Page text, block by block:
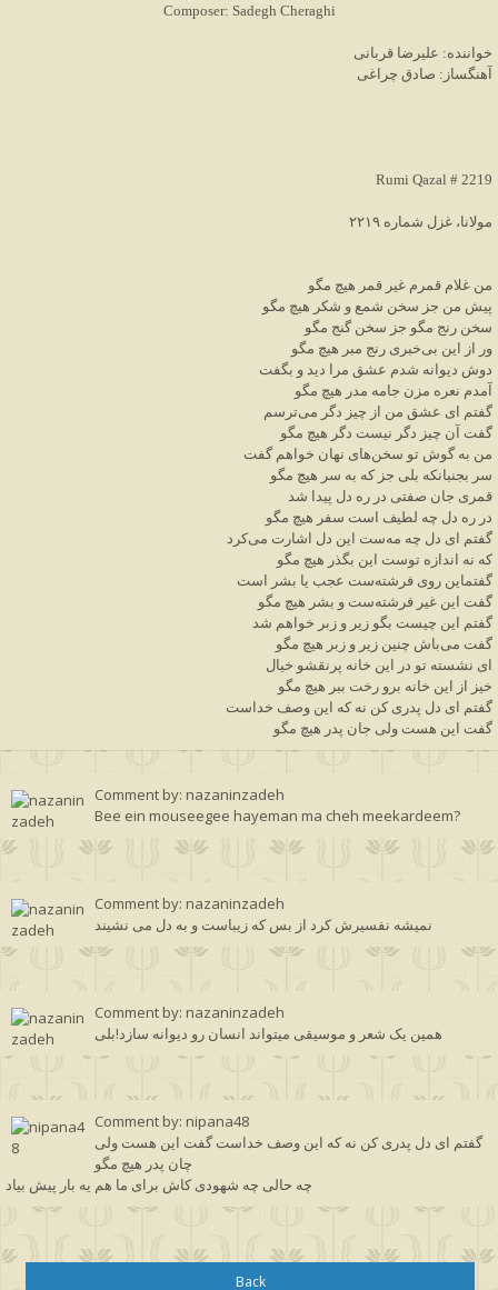
Composer: Sadegh Cheraghi
خواننده: علیرضا قربانی
آهنگساز: صادق چراغی
Rumi Qazal # 2219
مولانا، غزل شماره ۲۲۱۹
من غلام قمرم غیر قمر هیچ مگو
پیش من جز سخن شمع و شکر هیچ مگو
سخن رنج مگو جز سخن گنج مگو
ور از این بی‌خبری رنج مبر هیچ مگو
دوش دیوانه شدم عشق مرا دید و بگفت
آمدم نعره مزن جامه مدر هیچ مگو
گفتم ای عشق من از چیز دگر می‌ترسم
گفت آن چیز دگر نیست دگر هیچ مگو
من به گوش تو سخن‌های نهان خواهم گفت
سر بجنبانکه بلی جز که به سر هیچ مگو
قمری جان صفتی در ره دل پیدا شد
در ره دل چه لطیف است سفر هیچ مگو
گفتم ای دل چه مه‌ست این دل اشارت می‌کرد
که نه اندازه توست این بگذر هیچ مگو
گفتماین روی فرشته‌ست عجب یا بشر است
گفت این غیر فرشته‌ست و بشر هیچ مگو
گفتم این چیست بگو زیر و زبر خواهم شد
گفت می‌باش چنین زیر و زبر هیچ مگو
ای نشسته تو در این خانه پرنقشو خیال
خیز از این خانه برو رخت ببر هیچ مگو
گفتم ای دل پدری کن نه که این وصف خداست
گفت این هست ولی جان پدر هیچ مگو
Comment by: nazaninzadeh
Bee ein mouseegee hayeman ma cheh meekardeem?
Comment by: nazaninzadeh
نمیشه نفسیرش کرد از بس که زیباست و به دل می نشیند
Comment by: nazaninzadeh
همین یک شعر و موسیقی میتواند انسان رو دیوانه سازد!بلی
Comment by: nipana48
گفتم ای دل پدری کن نه که این وصف خداست گفت این هست ولی
چان پدر هیچ مگو
چه حالی چه شهودی کاش برای ما هم یه بار پیش بیاد
Back